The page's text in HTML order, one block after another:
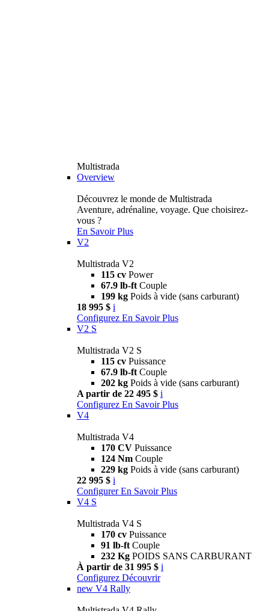
Multistrada
Overview
Découvrez le monde de Multistrada
Aventure, adrénaline, voyage. Que choisirez-
vous ?
En Savoir Plus
V2
Multistrada V2
115 cv Power
67.9 lb-ft Couple
199 kg Poids à vide (sans carburant)
18 995 $ i
Configurez En Savoir Plus
V2 S
Multistrada V2 S
115 cv Puissance
67.9 lb-ft Couple
202 kg Poids à vide (sans carburant)
A partir de 22 495 $ i
Configurez En Savoir Plus
V4
Multistrada V4
170 CV Puissance
124 Nm Couple
229 kg Poids à vide (sans carburant)
22 995 $ i
Configurer En Savoir Plus
V4 S
Multistrada V4 S
170 cv Puissance
91 lb-ft Couple
232 Kg POIDS SANS CARBURANT
À partir de 31 995 $ i
Configurez Découvrir
new V4 Rally